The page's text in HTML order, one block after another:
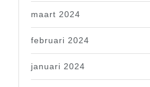
maart 2024
februari 2024
januari 2024